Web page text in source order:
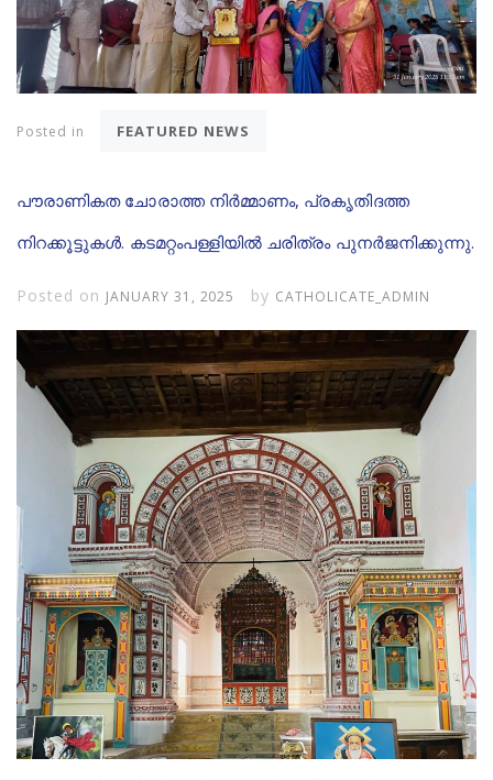
Posted in FEATURED NEWS
പൗരാണികത ചോരാത്ത നിർമ്മാണം, പ്രകൃതിദത്ത
നിറക്കൂട്ടുകൾ. കടമറ്റംപള്ളിയിൽ ചരിത്രം പുനർജനിക്കുന്നു.
Posted on JANUARY 31, 2025 by CATHOLICATE_ADMIN